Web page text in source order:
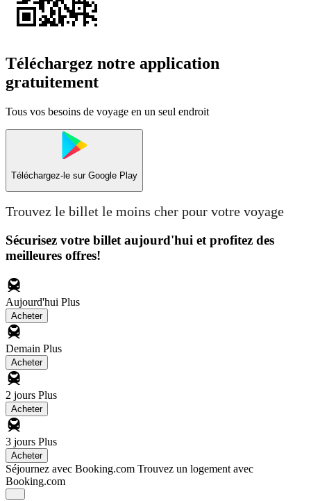
Téléchargez notre application
gratuitement
Tous vos besoins de voyage en un seul endroit
Téléchargez-le sur Google Play
Trouvez le billet le moins cher pour votre voyage
Sécurisez votre billet aujourd'hui et profitez des
meilleures offres!
Aujourd'hui Plus
Acheter
Demain Plus
Acheter
2 jours Plus
Acheter
3 jours Plus
Acheter
Séjournez avec Booking.com Trouvez un logement avec
Booking.com